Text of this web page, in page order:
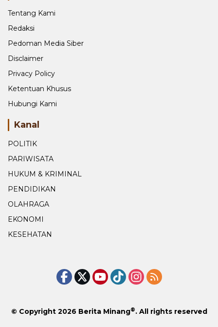
Tentang Kami
Redaksi
Pedoman Media Siber
Disclaimer
Privacy Policy
Ketentuan Khusus
Hubungi Kami
Kanal
POLITIK
PARIWISATA
HUKUM & KRIMINAL
PENDIDIKAN
OLAHRAGA
EKONOMI
KESEHATAN
© Copyright 2026 Berita Minang®. All rights reserved